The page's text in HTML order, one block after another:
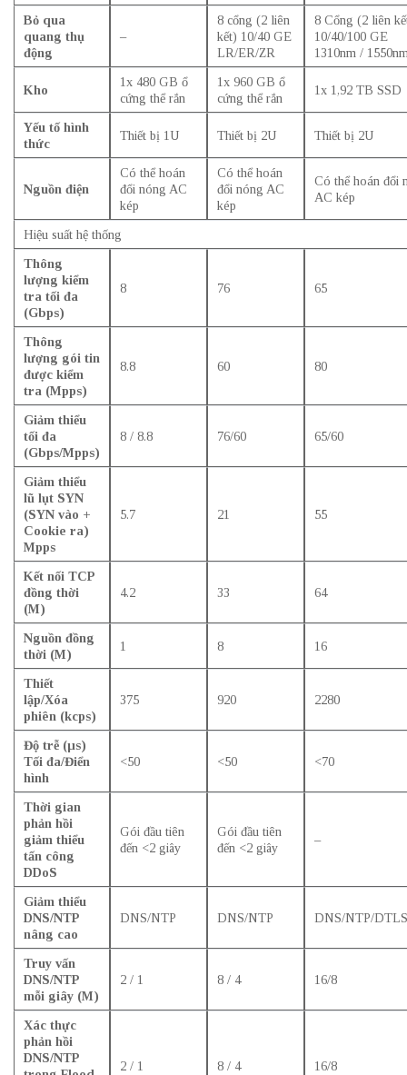
Bỏ qua
quang thụ
động
–
8 cổng (2 liên
kết) 10/40 GE
LR/ER/ZR
8 Cổng (2 liên
10/40/100 GE
1310nm /
Kho
1x 480 GB ổ
cứng thể rắn
1x 960 GB ổ
cứng thể rắn
1x 1,92 TB SSD
Yếu tố hình
thức
Thiết bị 1U Thiết bị 2U Thiết bị 2U
Nguồn điện
Có thể hoán
đổi nóng AC
kép
Có thể hoán
đổi nóng AC
kép
Có thể hoán đổi
AC kép
Hiệu suất hệ thống
Thông
lượng kiểm
tra tối đa
(Gbps)
8 76 65
Thông
lượng gói tin
được kiểm
tra (Mpps)
8.8 60 80
Giảm thiểu
tối đa
(Gbps/Mpps)
8 / 8.8 76/60 65/60
Giảm thiểu
lũ lụt SYN
(SYN vào +
Cookie ra)
Mpps
5.7 21 55
Kết nối TCP
đồng thời
(M)
4.2 33 64
Nguồn đồng
thời (M)
1 8 16
Thiết
lập/Xóa
phiên (kcps)
375 920 2280
Độ trễ (µs)
Tối đa/Điển
hình
<50 <50 <70
Thời gian
phản hồi
giảm thiểu
tấn công
DDoS
Gói đầu tiên
đến <2 giây
Gói đầu tiên
đến <2 giây
–
Giảm thiểu
DNS/NTP
nâng cao
DNS/NTP DNS/NTP DNS/NTP/
Truy vấn
DNS/NTP
mỗi giây (M)
2 / 1 8 / 4 16/8
Xác thực
phản hồi
DNS/NTP
2 / 1 8 / 4 16/8